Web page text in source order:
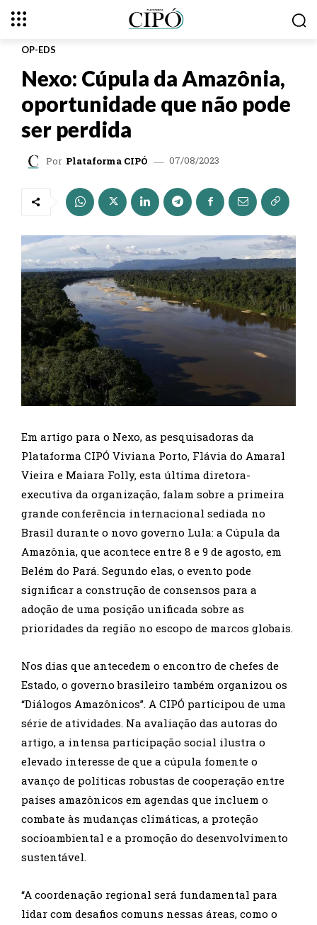
OP-EDS
Nexo: Cúpula da Amazônia,
oportunidade que não pode
ser perdida
Por Plataforma CIPÓ 07/08/2023
Em artigo para o Nexo, as pesquisadoras da
Plataforma CIPÓ Viviana Porto, Flávia do Amaral
Vieira e Maiara Folly, esta última diretora-
executiva da organização, falam sobre a primeira
grande conferência internacional sediada no
Brasil durante o novo governo Lula: a Cúpula da
Amazônia, que acontece entre 8 e 9 de agosto, em
Belém do Pará. Segundo elas, o evento pode
significar a construção de consensos para a
adoção de uma posição unificada sobre as
prioridades da região no escopo de marcos globais.
Nos dias que antecedem o encontro de chefes de
Estado, o governo brasileiro também organizou os
“Diálogos Amazônicos”. A CIPÓ participou de uma
série de atividades. Na avaliação das autoras do
artigo, a intensa participação social ilustra o
elevado interesse de que a cúpula fomente o
avanço de políticas robustas de cooperação entre
países amazônicos em agendas que incluem o
combate às mudanças climáticas, a proteção
socioambiental e a promoção do desenvolvimento
sustentável.
“A coordenação regional será fundamental para
lidar com desafios comuns nessas áreas, como o